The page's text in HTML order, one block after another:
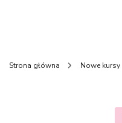
Strona główna Nowe kursy